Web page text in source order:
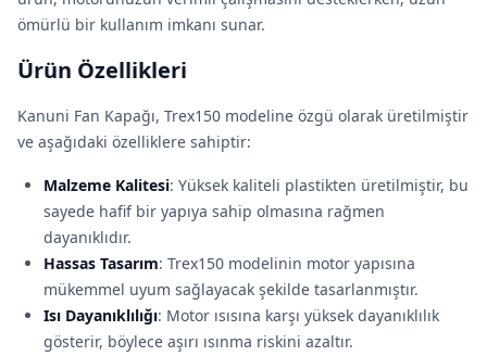
ömürlü bir kullanım imkanı sunar.
Ürün Özellikleri
Kanuni Fan Kapağı, Trex150 modeline özgü olarak üretilmiştir
ve aşağıdaki özelliklere sahiptir:
Malzeme Kalitesi: Yüksek kaliteli plastikten üretilmiştir, bu
sayede hafif bir yapıya sahip olmasına rağmen
dayanıklıdır.
Hassas Tasarım: Trex150 modelinin motor yapısına
mükemmel uyum sağlayacak şekilde tasarlanmıştır.
Isı Dayanıklılığı: Motor ısısına karşı yüksek dayanıklılık
gösterir, böylece aşırı ısınma riskini azaltır.